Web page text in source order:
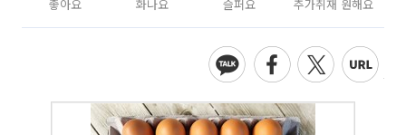
좋아요 화나요 슬퍼요 추가취재 원해요